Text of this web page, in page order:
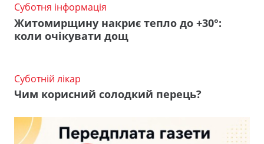
Суботня інформація
Житомирщину накриє тепло до +30°:
коли очікувати дощ
Суботній лікар
Чим корисний солодкий перець?